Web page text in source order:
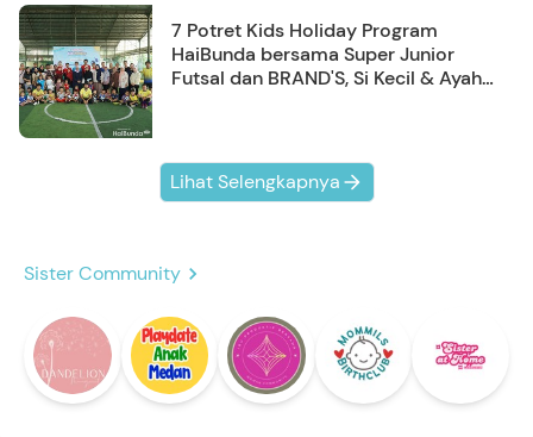
7 Potret Kids Holiday Program
HaiBunda bersama Super Junior
Futsal dan BRAND'S, Si Kecil & Ayah
Lihat Selengkapnya
Sister Community